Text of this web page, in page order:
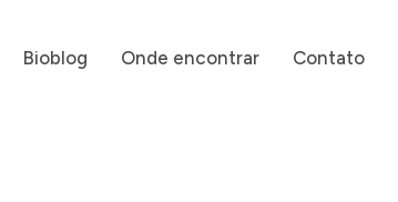
Bioblog Onde encontrar Contato